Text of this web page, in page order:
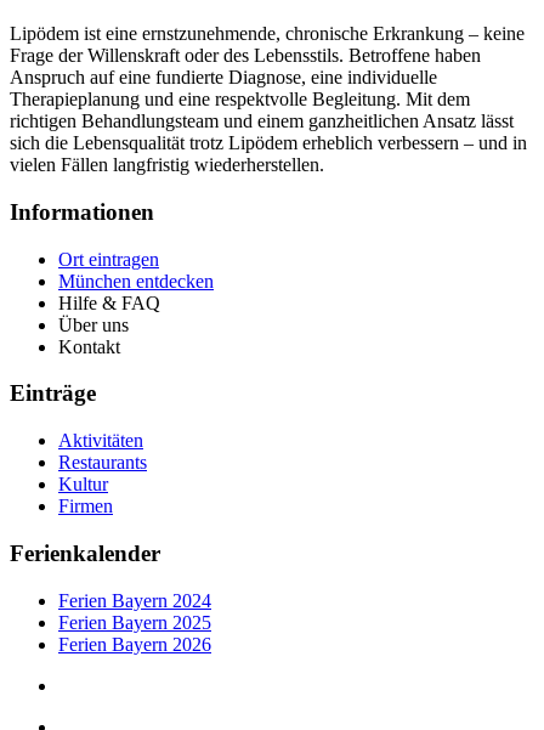
Lipödem ist eine ernstzunehmende, chronische Erkrankung – keine
Frage der Willenskraft oder des Lebensstils. Betroffene haben
Anspruch auf eine fundierte Diagnose, eine individuelle
Therapieplanung und eine respektvolle Begleitung. Mit dem
richtigen Behandlungsteam und einem ganzheitlichen Ansatz lässt
sich die Lebensqualität trotz Lipödem erheblich verbessern – und in
vielen Fällen langfristig wiederherstellen.
Informationen
Ort eintragen
München entdecken
Hilfe & FAQ
Über uns
Kontakt
Einträge
Aktivitäten
Restaurants
Kultur
Firmen
Ferienkalender
Ferien Bayern 2024
Ferien Bayern 2025
Ferien Bayern 2026